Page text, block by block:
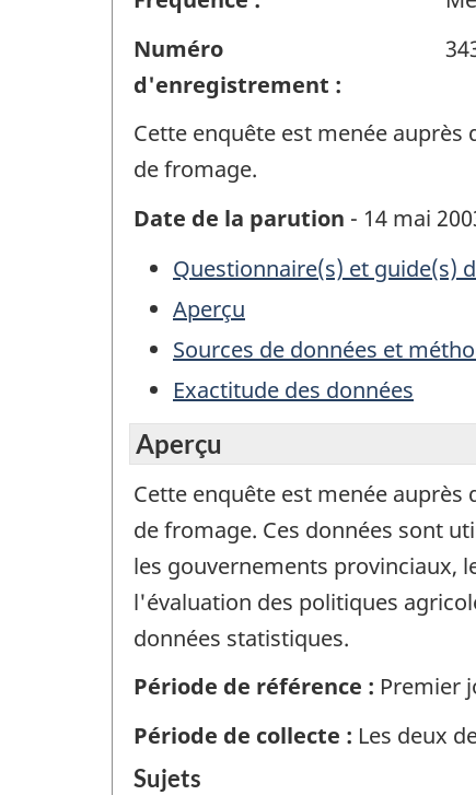
Numéro
d'enregistrement :
Cette enquête est menée
de fromage.
Date de la parution - 14 mai
Questionnaire(s) et guide(s)
Aperçu
Sources de données et
Exactitude des données
Aperçu
Cette enquête est menée
de fromage. Ces données sont
les gouvernements provinciaux,
l'évaluation des politiques
données statistiques.
Période de référence : Premier
Période de collecte : Les deux
Sujets